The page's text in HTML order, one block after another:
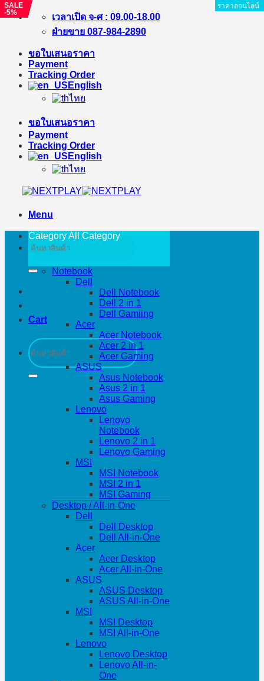
Skip
เวลาเปิด จ-ศ : 09.00-18.00
ฝ่ายขาย 087-984-2890
ขอใบเสนอราคา
Payment
Tracking Order
English
ไทย
ขอใบเสนอราคา
Payment
Tracking Order
English
ไทย
Menu
Search
for:
Cart
Search
for:
Category All Category
Notebook
Dell
Dell Notebook
Dell 2 in 1
Dell Gamiing
Acer
Acer Notebook
Acer 2 in 1
Acer Gaming
ASUS
Asus Notebook
Asus 2 in 1
Asus Gaming
Lenovo
Lenovo
Notebook
Lenovo 2 in 1
Lenovo Gaming
MSI
MSI Notebook
MSI 2 in 1
MSI Gaming
Desktop / All-in-One
Dell
Dell Desktop
Dell All-in-One
Acer
Acer Desktop
Acer All-in-One
ASUS
ASUS Desktop
ASUS All-in-One
MSI
MSI Desktop
MSI All-in-One
Lenovo
Lenovo Desktop
Lenovo All-in-
One
ราคาออนไลน์
SALE
-6%
ราคาออนไลน์
SALE
-3%
ราคาออนไลน์
SALE
-5%
ราคาออนไลน์
ราคาออนไลน์
ราคาออนไลน์
SALE
-0%
ราคาออนไลน์
ราคาออนไลน์
SALE
-1%
ราคาออนไลน์
ราคาออนไลน์
ราคาออนไลน์
SALE
-12%
ราคาออนไลน์
ราคาออนไลน์
ราคาออนไลน์
ราคาออนไลน์
SALE
-5%
ราคาออนไลน์
ราคาออนไลน์
SALE
-9%
ราคาออนไลน์
SALE
-10%
ราคาออนไลน์
ราคาออนไลน์
ราคาออนไลน์
SALE
-3%
ราคาออนไลน์
SALE
-4%
ราคาออนไลน์
ราคาออนไลน์
SALE
-%
ราคาออนไลน์
SALE
-5%
ราคาออนไลน์